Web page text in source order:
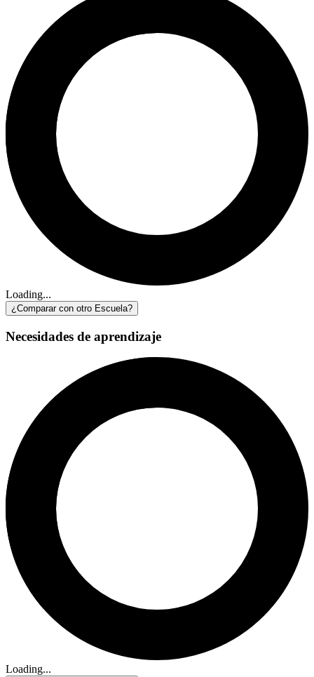
Loading...
¿Comparar con otro Escuela?
Necesidades de aprendizaje
Loading...